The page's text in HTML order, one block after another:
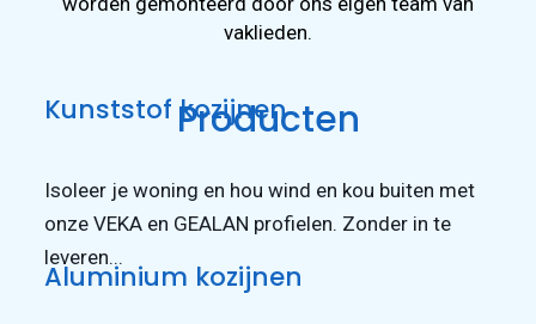
vaklieden.
Producten
Kunststof kozijnen
Isoleer je woning en hou wind en kou buiten met
onze VEKA en GEALAN profielen. Zonder in te
leveren...
Aluminium kozijnen